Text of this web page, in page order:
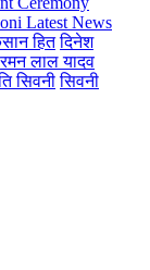
Latest News
हित दिनेश
रमन लाल यादव
सिवनी सिवनी